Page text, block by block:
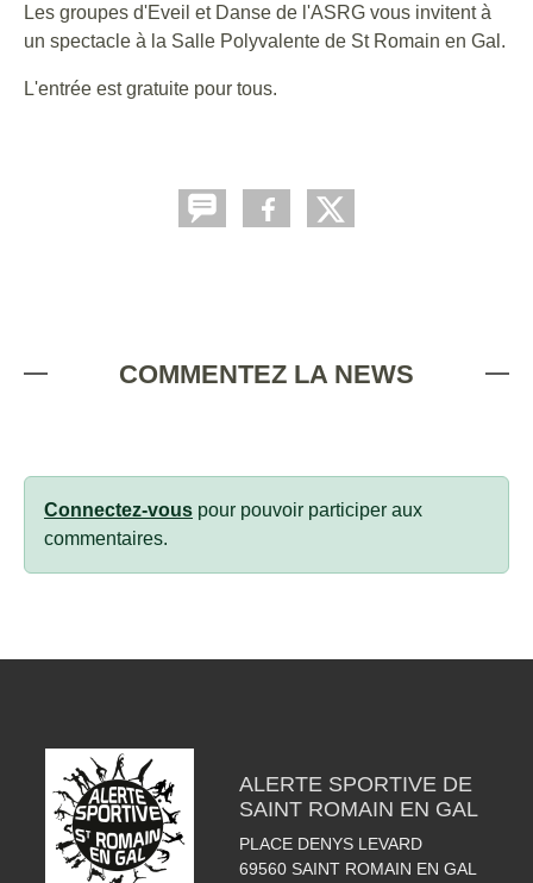
Les groupes d'Eveil et Danse de l'ASRG vous invitent à
un spectacle à la Salle Polyvalente de St Romain en Gal.
L'entrée est gratuite pour tous.
COMMENTEZ LA NEWS
Connectez-vous pour pouvoir participer aux
commentaires.
ALERTE SPORTIVE DE
SAINT ROMAIN EN GAL
PLACE DENYS LEVARD
69560 SAINT ROMAIN EN GAL